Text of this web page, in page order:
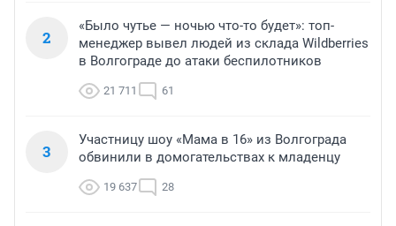
2
«Было чутье — ночью что-то будет»: топ-
менеджер вывел людей из склада Wildberries
в Волгограде до атаки беспилотников
21 711 61
3
Участницу шоу «Мама в 16» из Волгограда
обвинили в домогательствах к младенцу
19 637 28